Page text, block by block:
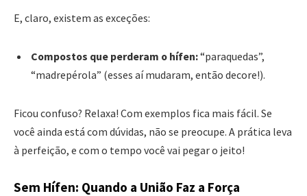
E, claro, existem as exceções:
Compostos que perderam o hífen:“paraquedas”,
“madrepérola” (esses aí mudaram, então decore!).
Ficou confuso? Relaxa! Com exemplos fica mais fácil. Se
você ainda está com dúvidas, não se preocupe. A prática leva
à perfeição, e com o tempo você vai pegar o jeito!
Sem Hífen: Quando a União Faz a Força